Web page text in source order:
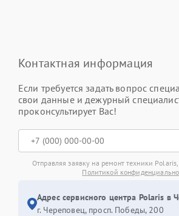
Контактная информация
Если требуется задать вопрос
свои данные и дежурный
проконсультирует Вас!
Отправляя заявку на ремонт техники
Политикой
Адрес сервисного центра Polaris в
г. Череповец, просп. Победы, 200